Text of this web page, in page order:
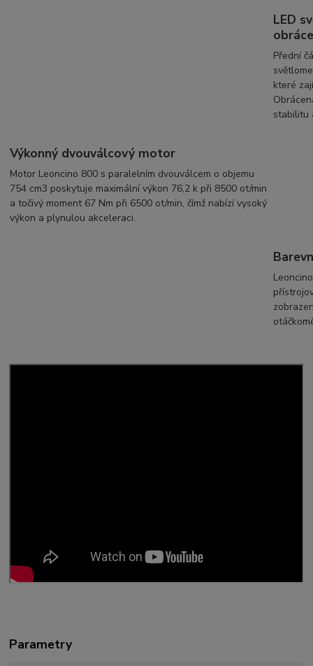
LED
Přední
které
stabilitu
Výkonný dvouválcový motor
Motor Leoncino 800 s paralelním dvouválcem o objemu
754 cm3 poskytuje maximální výkon 76,2 k při 8500 ot/min
a točivý moment 67 Nm při 6500 ot/min, čímž nabízí vysoký
výkon a plynulou akceleraci.
Parametry